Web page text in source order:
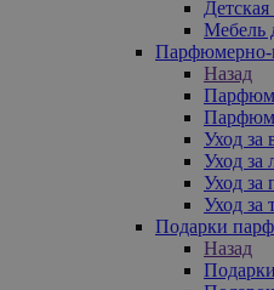
Мебель
Парфюмерно-
Назад
Уход за
Уход за
Уход за
Уход за
Подарки
Назад